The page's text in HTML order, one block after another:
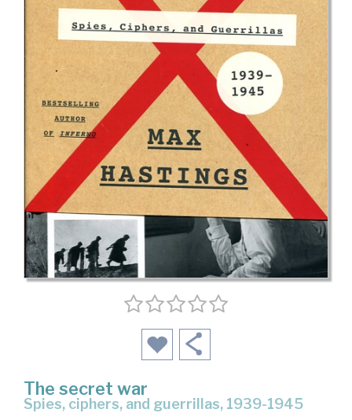
The secret war
spies, ciphers, and guerrillas, 1939-1945